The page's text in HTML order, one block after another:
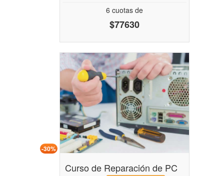
6 cuotas de
$77630
-30%
Curso de Reparación de PC